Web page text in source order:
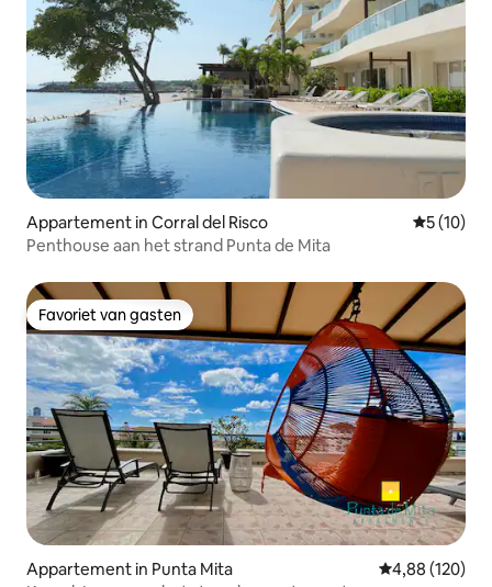
Appartement in Corral del Risco
5 (10)
Penthouse aan het strand Punta de Mita
Favoriet van gasten
Favoriet van gasten
Appartement in Punta Mita Gemiddelde
4,88 (120)